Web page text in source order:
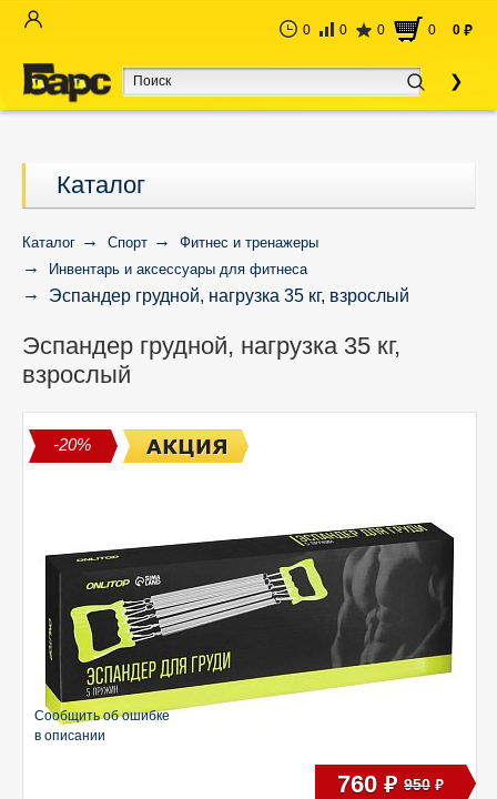
0 0 0 0 0 руб
Каталог
Каталог Спорт
Фитнес и тренажеры
Инвентарь и аксессуары для фитнеса
Эспандер грудной, нагрузка 35 кг, взрослый
Эспандер грудной, нагрузка 35 кг,
взрослый
-20%
Сообщить об ошибке
в описании
760 руб 950 руб